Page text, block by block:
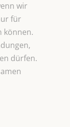
wir
für
können.
dürfen.